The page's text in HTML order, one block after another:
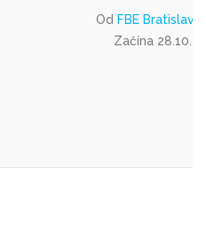
Od FBE Bratislava
Začína